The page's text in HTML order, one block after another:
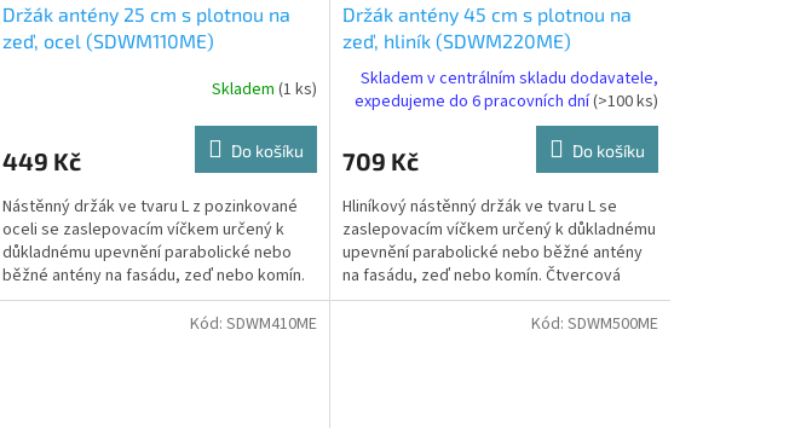
Držák antény 25 cm s plotnou na
zeď, ocel (SDWM110ME)
Skladem (1 ks)
449 Kč Do košíku
Nástěnný držák ve tvaru L z pozinkované
oceli se zaslepovacím víčkem určený k
důkladnému upevnění parabolické nebo
běžné antény na fasádu, zeď nebo komín.
Čtvercová plotna se...
Držák antény 45 cm s plotnou na
zeď, hliník (SDWM220ME)
Skladem v centrálním skladu dodavatele,
expedujeme do 6 pracovních dní(>100 ks)
709 Kč Do košíku
Hliníkový nástěnný držák ve tvaru L se
zaslepovacím víčkem určený k důkladnému
upevnění parabolické nebo běžné antény
na fasádu, zeď nebo komín. Čtvercová
plotna se čtyřmi...
Kód: SDWM410ME Kód: SDWM500ME